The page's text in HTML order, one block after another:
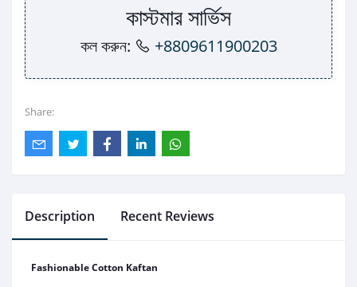
কাস্টমার সার্ভিস
কল করুন: +8809611900203
Share:
Description Recent Reviews
Fashionable Cotton Kaftan